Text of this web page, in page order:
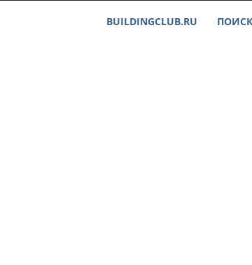
BUILDINGCLUB.RU